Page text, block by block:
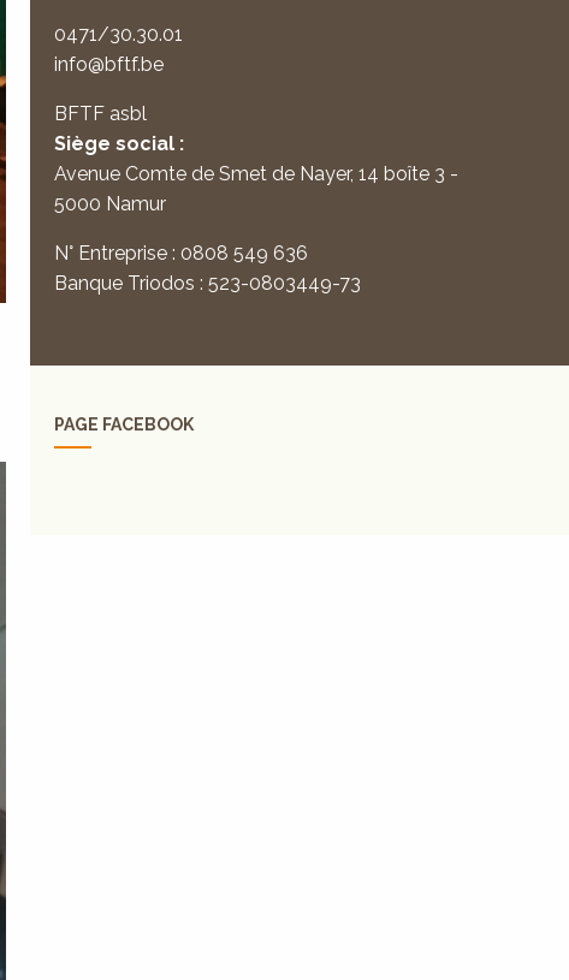
0471/30.30.01
info@bftf.be
BFTF asbl
Siège social :
Avenue Comte de Smet de Nayer, 14 boîte 3 -
5000 Namur
N° Entreprise : 0808 549 636
Banque Triodos : 523-0803449-73
PAGE FACEBOOK